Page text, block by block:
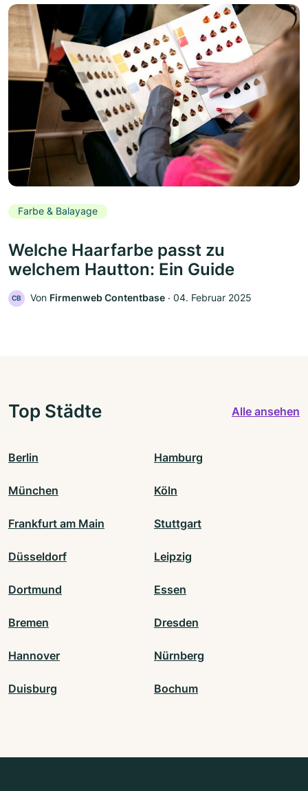
Farbe & Balayage
Welche Haarfarbe passt zu
welchem Hautton: Ein Guide
CB Von Firmenweb Contentbase ‧ 04. Februar 2025
Top Städte Alle ansehen
Berlin Hamburg
München Köln
Frankfurt am Main Stuttgart
Düsseldorf Leipzig
Dortmund Essen
Bremen Dresden
Hannover Nürnberg
Duisburg Bochum